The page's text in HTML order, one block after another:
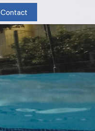
Contact